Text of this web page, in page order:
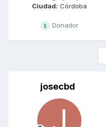
Ciudad: Córdoba
Donador
josecbd